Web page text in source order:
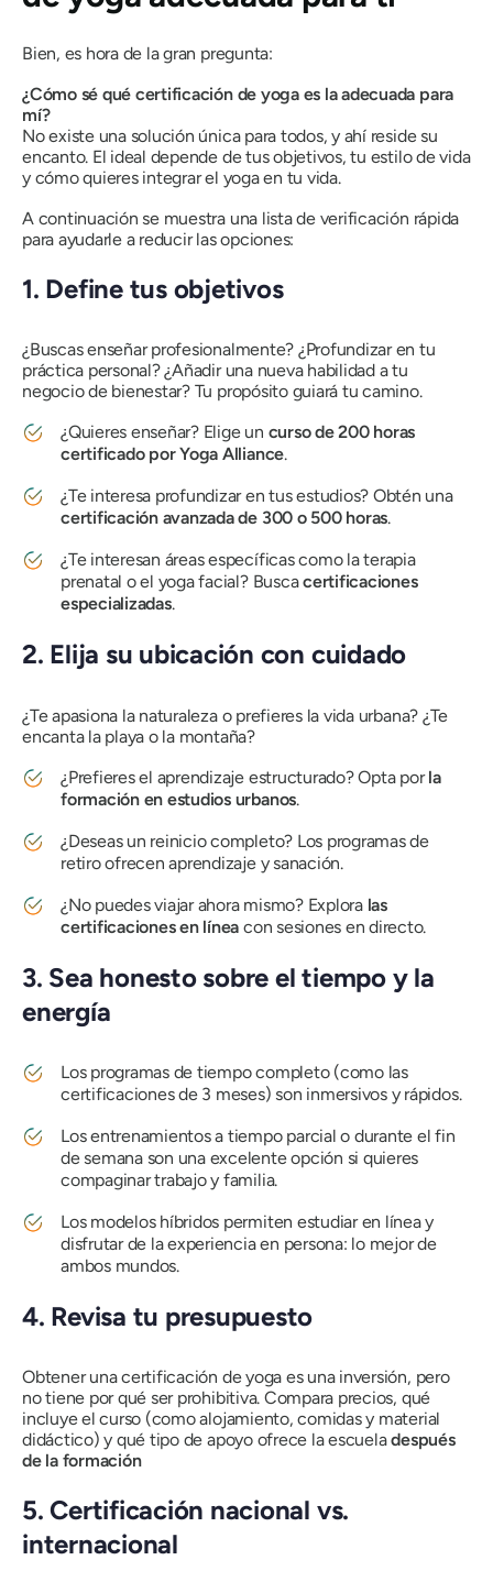
Bien, es hora de la gran pregunta:
¿Cómo sé qué certificación de yoga es la adecuada para
mí?
No existe una solución única para todos, y ahí reside su
encanto. El ideal depende de tus objetivos, tu estilo de vida
y cómo quieres integrar el yoga en tu vida.
A continuación se muestra una lista de verificación rápida
para ayudarle a reducir las opciones:
1. Define tus objetivos
¿Buscas enseñar profesionalmente? ¿Profundizar en tu
práctica personal? ¿Añadir una nueva habilidad a tu
negocio de bienestar? Tu propósito guiará tu camino.
¿Quieres enseñar? Elige un curso de 200 horas
certificado por Yoga Alliance.
¿Te interesa profundizar en tus estudios? Obtén una
certificación avanzada de 300 o 500 horas.
¿Te interesan áreas específicas como la terapia
prenatal o el yoga facial? Buscacertificaciones
especializadas.
2. Elija su ubicación con cuidado
¿Te apasiona la naturaleza o prefieres la vida urbana? ¿Te
encanta la playa o la montaña?
¿Prefieres el aprendizaje estructurado? Opta porla
formación en estudios urbanos.
¿Deseas un reinicio completo? Los programas de
retiro ofrecen aprendizaje y sanación.
¿No puedes viajar ahora mismo? Explora las
certificaciones en línea con sesiones en directo.
3. Sea honesto sobre el tiempo y la
energía
Los programas de tiempo completo (como las
certificaciones de 3 meses) son inmersivos y rápidos.
Los entrenamientos a tiempo parcial o durante el fin
de semana son una excelente opción si quieres
compaginar trabajo y familia.
Los modelos híbridos permiten estudiar en línea y
disfrutar de la experiencia en persona: lo mejor de
ambos mundos.
4. Revisa tu presupuesto
Obtener una certificación de yoga es una inversión, pero
no tiene por qué ser prohibitiva. Compara precios, qué
incluye el curso (como alojamiento, comidas y material
didáctico) y qué tipo de apoyo ofrece la escueladespués
de la formación
5. Certificación nacional vs.
internacional